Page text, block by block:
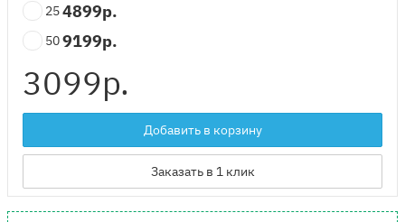
254899р.
509199р.
3099р.
Добавить в корзину
Заказать в 1 клик